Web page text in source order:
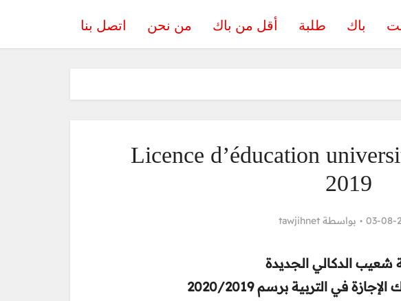
باك طلبة أقل من باك من نحن اتصل بنا
Licence d’éducation
2019
03-08- بواسطة tawjihnet
شعيب الدكالي الجديدة
في التربية برسم 2020/2019